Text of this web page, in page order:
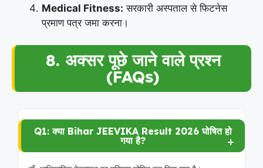
Medical Fitness: सरकारी अस्पताल से फिटनेस
प्रमाण पत्र जमा करना।
8. अक्सर पूछे जाने वाले प्रश्न
(FAQs)
Q1: क्या Bihar JEEVIKA Result 2026 घोषित हो
गया है?